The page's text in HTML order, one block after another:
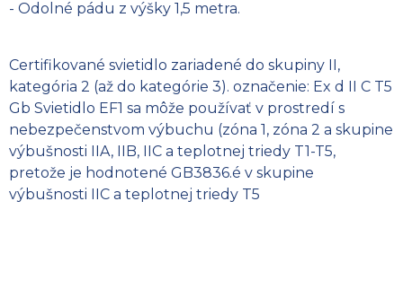
- Odolné pádu z výšky 1,5 metra.
Certifikované svietidlo zariadené do skupiny II,
kategória 2 (až do kategórie 3). označenie: Ex d II C T5
Gb Svietidlo EF1 sa môže používať v prostredí s
nebezpečenstvom výbuchu (zóna 1, zóna 2 a skupine
výbušnosti IIA, IIB, IIC a teplotnej triedy T1-T5,
pretože je hodnotené GB3836.é v skupine
výbušnosti IIC a teplotnej triedy T5